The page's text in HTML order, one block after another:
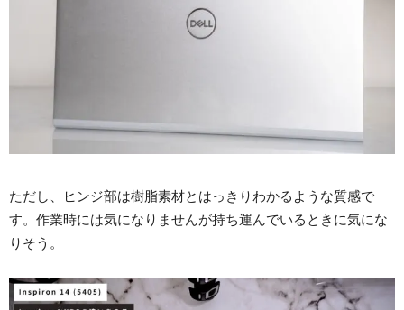
ただし、ヒンジ部は樹脂素材とはっきりわかるような質感で
す。作業時には気になりませんが持ち運んでいるときに気にな
りそう。